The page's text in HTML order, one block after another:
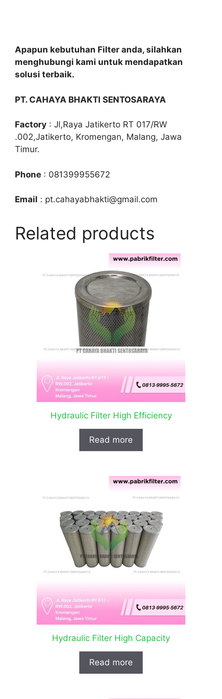
Apapun kebutuhan Filter anda, silahkan
menghubungi kami untuk mendapatkan
solusi terbaik.
PT. CAHAYA BHAKTI SENTOSARAYA
Factory : Jl,Raya Jatikerto RT 017/RW
.002,Jatikerto, Kromengan, Malang, Jawa
Timur.
Phone : 081399955672
Email : pt.cahayabhakti@gmail.com
Related products
Hydraulic Filter High Efficiency
Read more
Hydraulic Filter High Capacity
Read more